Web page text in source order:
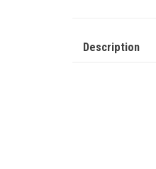
Description